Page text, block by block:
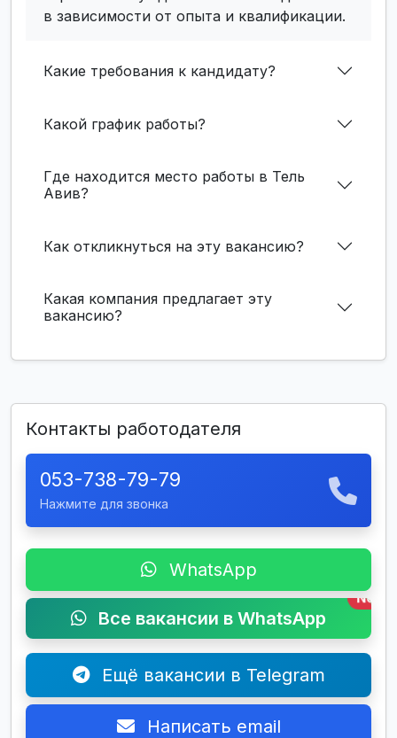
в зависимости от опыта и квалификации.
Какие требования к кандидату?
Какой график работы?
Где находится место работы в Тель
Авив?
Как откликнуться на эту вакансию?
Какая компания предлагает эту
вакансию?
Контакты работодателя
053-738-79-79
Нажмите для звонка
WhatsApp
Все вакансии в WhatsApp
New
Ещё вакансии в Telegram
Написать email